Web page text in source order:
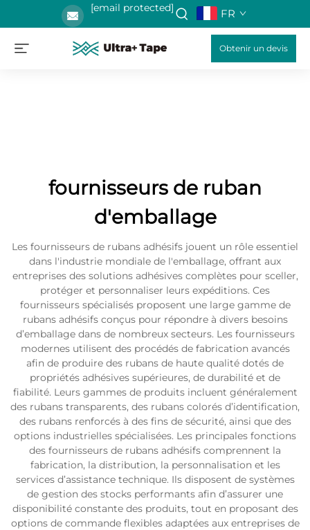
[email protected] FR
Obtenir un devis
fournisseurs de ruban
d'emballage
Les fournisseurs de rubans adhésifs jouent un rôle essentiel
dans l'industrie mondiale de l'emballage, offrant aux
entreprises des solutions adhésives complètes pour sceller,
protéger et personnaliser leurs expéditions. Ces
fournisseurs spécialisés proposent une large gamme de
rubans adhésifs conçus pour répondre à divers besoins
d’emballage dans de nombreux secteurs. Les fournisseurs
modernes utilisent des procédés de fabrication avancés
afin de produire des rubans de haute qualité dotés de
propriétés adhésives supérieures, de durabilité et de
fiabilité. Leurs gammes de produits incluent généralement
des rubans transparents, des rubans colorés d’identification,
des rubans renforcés à des fins de sécurité, ainsi que des
options industrielles spécialisées. Les principales fonctions
des fournisseurs de rubans adhésifs comprennent la
fabrication, la distribution, la personnalisation et les
services d’assistance technique. Ils disposent de systèmes
de gestion des stocks performants afin d’assurer une
disponibilité constante des produits, tout en proposant des
options de commande flexibles adaptées aux entreprises de